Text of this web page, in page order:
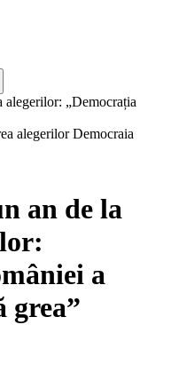
alegerilor: „Democrația
an de la
a